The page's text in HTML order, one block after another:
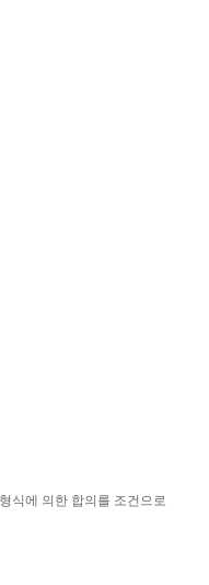
식에 의한 합의를 조건으로